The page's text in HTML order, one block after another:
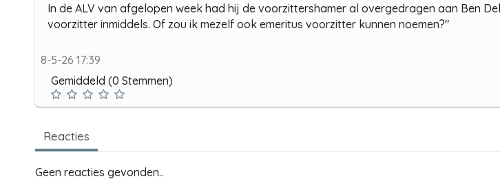
In de ALV van afgelopen week had hij de voorzittershamer al overgedragen aan Ben
voorzitter inmiddels. Of zou ik mezelf ook emeritus voorzitter kunnen noemen?"
8-5-26 17:39
Gemiddeld (0 Stemmen)
Reacties
Geen reacties gevonden..